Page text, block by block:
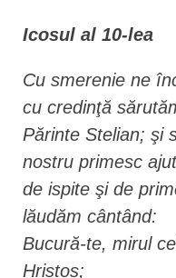
Icosul al 10-lea
Cu smerenie ne
cu credinţă
Părinte Stelian; şi
nostru primesc
de ispite şi de
lăudăm cântând:
Bucură-te, mirul
Hristos;